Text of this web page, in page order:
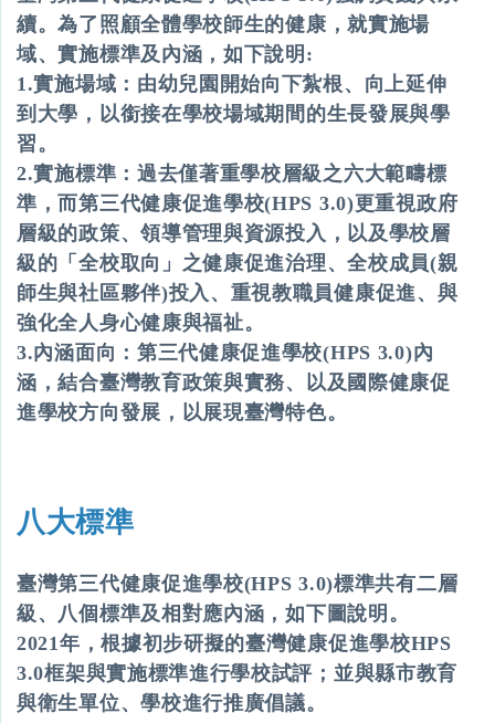
續。為了照顧全體學校師生的健康，就實施場
域、實施標準及內涵，如下說明:
1.實施場域：由幼兒園開始向下紮根、向上延伸
到大學，以銜接在學校場域期間的生長發展與學
習。
2.實施標準：過去僅著重學校層級之六大範疇標
準，而第三代健康促進學校(HPS 3.0)更重視政府
層級的政策、領導管理與資源投入，以及學校層
級的「全校取向」之健康促進治理、全校成員(親
師生與社區夥伴)投入、重視教職員健康促進、與
強化全人身心健康與福祉。
3.內涵面向：第三代健康促進學校(HPS 3.0)內
涵，結合臺灣教育政策與實務、以及國際健康促
進學校方向發展，以展現臺灣特色。
八大標準
臺灣第三代健康促進學校(HPS 3.0)標準共有二層
級、八個標準及相對應內涵，如下圖說明。
2021年，根據初步研擬的臺灣健康促進學校HPS
3.0框架與實施標準進行學校試評；並與縣市教育
與衛生單位、學校進行推廣倡議。